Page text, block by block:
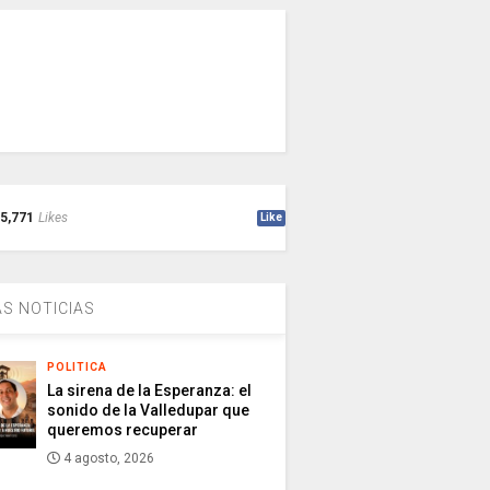
5,771 Likes Like
NOTICIAS
POLITICA
La sirena de la Esperanza: el
sonido de la Valledupar que
queremos recuperar
4 agosto, 2026